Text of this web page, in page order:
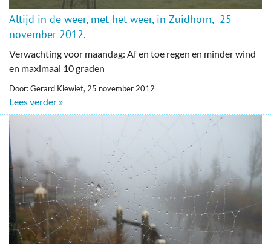
Altijd in de weer, met het weer, in Zuidhorn, 25
november 2012.
Verwachting voor maandag: Af en toe regen en minder wind
en maximaal 10 graden
Door: Gerard Kiewiet, 25 november 2012
Lees verder »